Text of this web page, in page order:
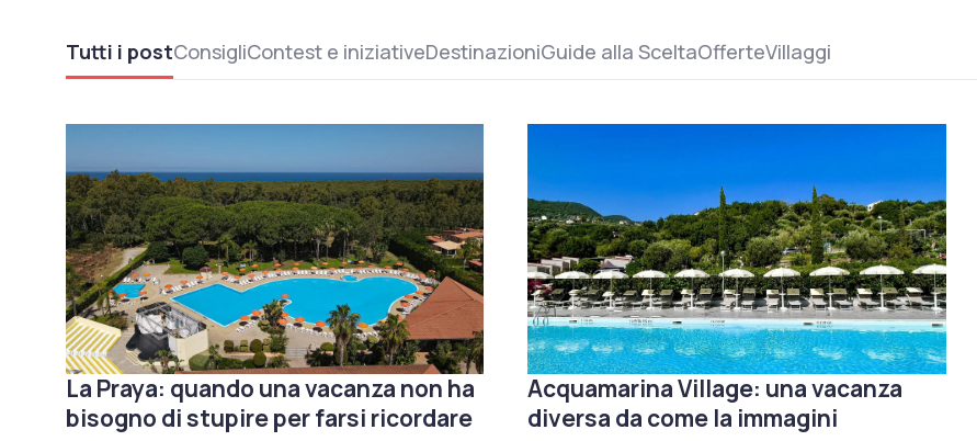
Tutti i postConsigliContest e iniziativeDestinazioniGuide alla SceltaOfferteVillaggi
La Praya: quando una vacanza non ha
bisogno di stupire per farsi ricordare
Acquamarina Village: una vacanza
diversa da come la immagini